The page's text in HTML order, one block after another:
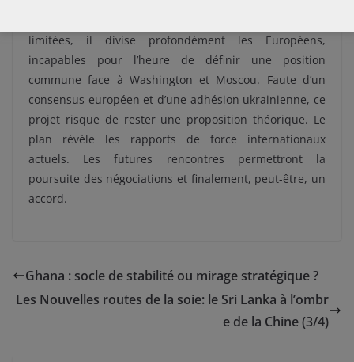
limitées, il divise profondément les Européens,
incapables pour l’heure de définir une position
commune face à Washington et Moscou. Faute d’un
consensus européen et d’une adhésion ukrainienne, ce
projet risque de rester une proposition théorique. Le
plan révèle les rapports de force internationaux
actuels. Les futures rencontres permettront la
poursuite des négociations et finalement, peut-être, un
accord.
Ghana : socle de stabilité ou mirage stratégique ?
Les Nouvelles routes de la soie: le Sri Lanka à l’ombr
e de la Chine (3/4)